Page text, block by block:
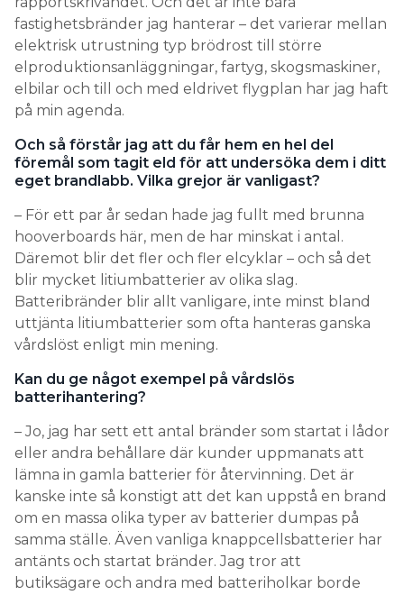
fastighetsbränder jag hanterar – det varierar mellan
elektrisk utrustning typ brödrost till större
elproduktionsanläggningar, fartyg, skogsmaskiner,
elbilar och till och med eldrivet flygplan har jag haft
på min agenda.
Och så förstår jag att du får hem en hel del
föremål som tagit eld för att undersöka dem i ditt
eget brandlabb. Vilka grejor är vanligast?
– För ett par år sedan hade jag fullt med brunna
hooverboards här, men de har minskat i antal.
Däremot blir det fler och fler elcyklar – och så det
blir mycket litiumbatterier av olika slag.
Batteribränder blir allt vanligare, inte minst bland
uttjänta litiumbatterier som ofta hanteras ganska
vårdslöst enligt min mening.
Kan du ge något exempel på vårdslös
batterihantering?
– Jo, jag har sett ett antal bränder som startat i lådor
eller andra behållare där kunder uppmanats att
lämna in gamla batterier för återvinning. Det är
kanske inte så konstigt att det kan uppstå en brand
om en massa olika typer av batterier dumpas på
samma ställe. Även vanliga knappcellsbatterier har
antänts och startat bränder. Jag tror att
butiksägare och andra med batteriholkar borde